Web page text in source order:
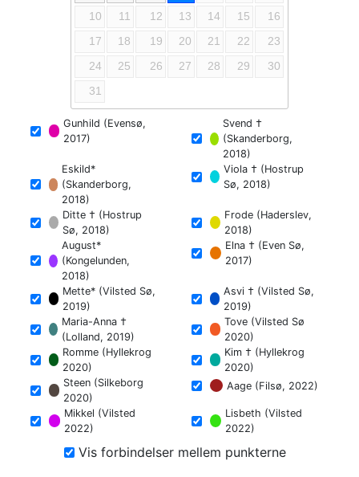
10
11 12 13 14 15
16
17
18 19 20 21 22
23
24
25 26 27 28 29
30
31
Gunhild (Evensø,
2017)
Svend †
(Skanderborg,
2018)
Eskild*
(Skanderborg,
2018)
Viola † (Hostrup
Sø, 2018)
Ditte † (Hostrup
Sø, 2018)
Frode (Haderslev,
2018)
August*
(Kongelunden,
2018)
Elna † (Even Sø,
2017)
Mette* (Vilsted Sø,
2019)
Asvi † (Vilsted Sø,
2019)
Maria-Anna †
(Lolland, 2019)
Tove (Vilsted Sø
2020)
Romme (Hyllekrog
2020)
Kim † (Hyllekrog
2020)
Steen (Silkeborg
2020)
Aage (Filsø, 2022)
Mikkel (Vilsted
2022)
Lisbeth (Vilsted
2022)
Vis forbindelser mellem punkterne